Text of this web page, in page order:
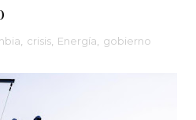
crisis Energía gobierno